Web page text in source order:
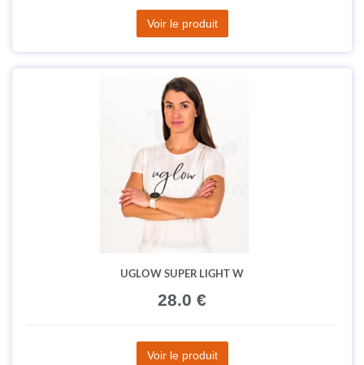
Voir le produit
UGLOW SUPER LIGHT W
28.0 €
Voir le produit